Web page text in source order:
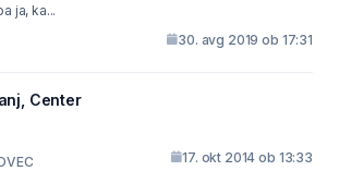
pa bo! ti pa ja, ka...
30. avg 2019 ob 17:31
Center
17. okt 2014 ob 13:33